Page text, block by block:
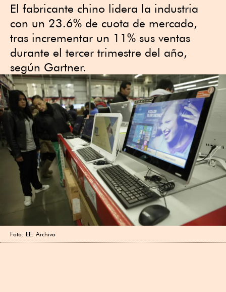
El fabricante chino lidera la industria
con un 23.6% de cuota de mercado,
tras incrementar un 11% sus ventas
durante el tercer trimestre del año,
según Gartner.
Foto: EE: Archivo